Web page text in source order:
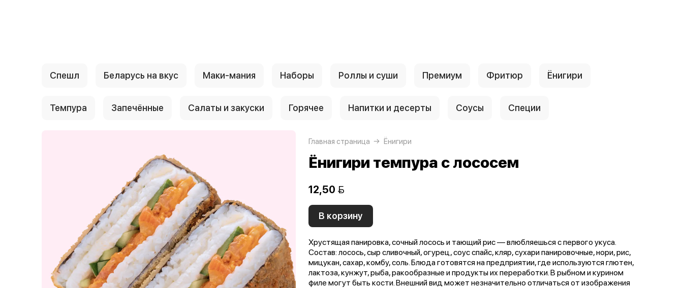
Спешл Беларусь на вкус Маки-мания Наборы Роллы и суши Премиум Фритюр Ёнигири
Темпура Запечённые Салаты и закуски Горячее Напитки и десерты Соусы Специи
Главная страница Ёнигири
Ёнигири темпура с лососем
12,50 
В корзину
Хрустящая панировка, сочный лосось и тающий рис — влюбляешься с первого укуса.
Состав: лосось, сыр сливочный, огурец, соус спайс, кляр, сухари панировочные, нори, рис,
мицукан, сахар, комбу, соль. Блюда готовятся на предприятии, где используются глютен,
лактоза, кунжут, рыба, ракообразные и продукты их переработки. В рыбном и курином
филе могут быть кости. Внешний вид может незначительно отличаться от изображения